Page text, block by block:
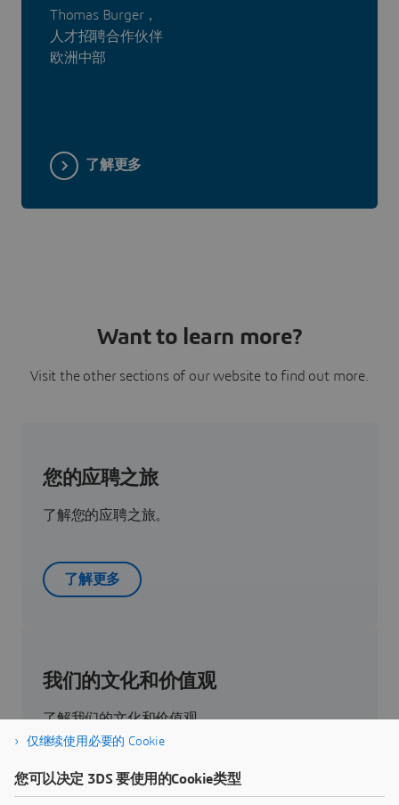
Thomas Burger，
人才招聘合作伙伴
欧洲中部
了解更多
Want to learn more?
Visit the other sections of our website to find out more.
您的应聘之旅
了解您的应聘之旅。
了解更多
我们的文化和价值观
了解我们的文化和价值观。
点击查看
仅继续使用必要的 Cookie
您可以决定 3DS 要使用的Cookie类型